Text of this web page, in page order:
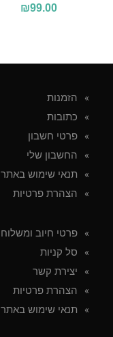
₪99.00
הזמנות
כתובות
פרטי חשבון
החשבון שלי
תנאי שימוש באתר
הצהרת פרטיות
פרטי חיוב ומשלוח
סל קניות
יצירת קשר
הצהרת פרטיות
תנאי שימוש באתר